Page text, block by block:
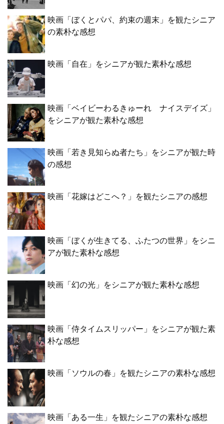
映画「ぼくとパパ、約束の週末」を観たシニア
の素朴な感想
映画「自在」をシニアが観た素朴な感想
映画「ベイビーわるきゅーれ ナイスデイズ」
をシニアが観た素朴な感想
映画「若き見知らぬ者たち」をシニアが観た時
の感想
映画「花嫁はどこへ？」を観たシニアの感想
映画「ぼくが生きてる、ふたつの世界」をシニ
アが観た素朴な感想
映画「幻の光」をシニアが観た素朴な感想
映画「侍タイムスリッパー」をシニアが観た素
朴な感想
映画「ソウルの春」を観たシニアの素朴な感想
映画「ある一生」を観たシニアの素朴な感想